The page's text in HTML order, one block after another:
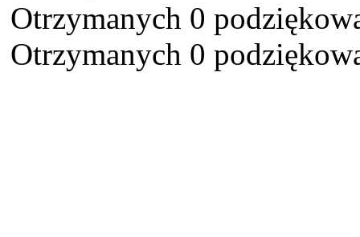
Otrzymanych 0
Otrzymanych 0